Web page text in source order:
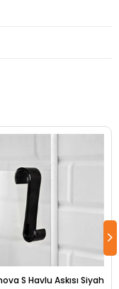
S Havlu Askısı Siyah